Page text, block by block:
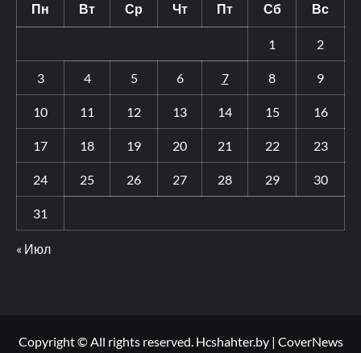
Пн Вт Ср Чт Пт Сб Вс
1 2
3 4 5 6 7 8 9
10 11 12 13 14 15 16
17 18 19 20 21 22 23
24 25 26 27 28 29 30
31
« Июл
Copyright © All rights reserved. Hcshahter.by | CoverNews